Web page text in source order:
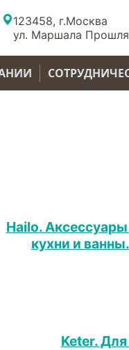
123458, г.Москва
ул. Маршала
Hailo.
кухни и ванны.
Keter.